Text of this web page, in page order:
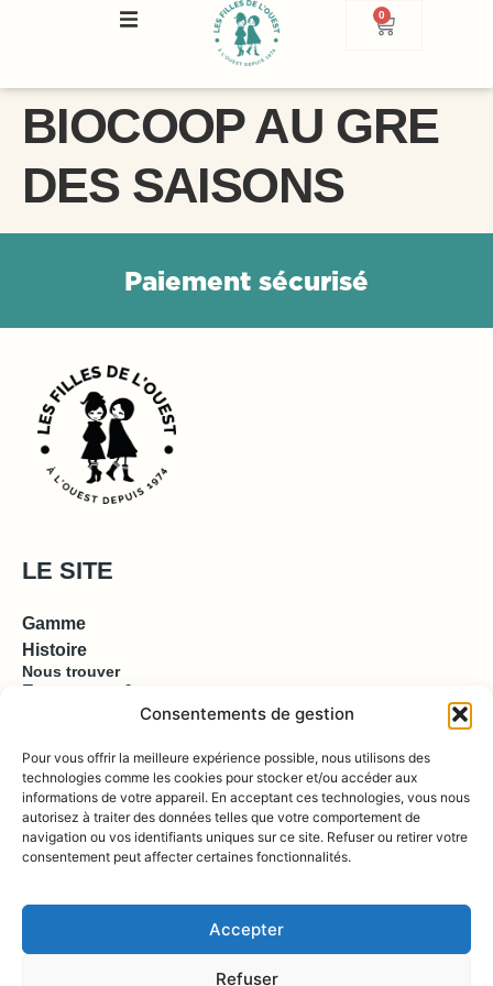
Consentements de gestion
Pour vous offrir la meilleure expérience possible, nous utilisons des
technologies comme les cookies pour stocker et/ou accéder aux
informations de votre appareil. En acceptant ces technologies, vous nous
autorisez à traiter des données telles que votre comportement de
navigation ou vos identifiants uniques sur ce site. Refuser ou retirer votre
consentement peut affecter certaines fonctionnalités.
Accepter
Refuser
0
BIOCOOP AU GRE
DES SAISONS
Paiement sécurisé
LE SITE
Gamme
Histoire
Nous trouver
Espace pro & presse
EN SAVOIR PLUS
Contact
Compte
Boutique